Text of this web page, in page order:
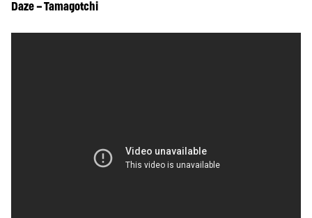
Daze – Tamagotchi